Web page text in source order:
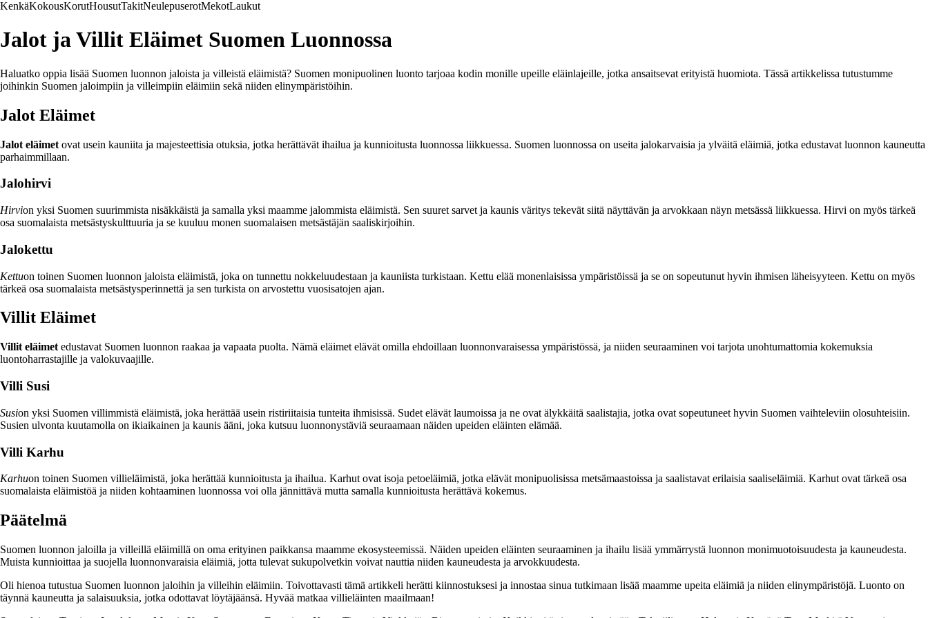
KenkäKokousKorutHousutTakitNeulepuserotMekotLaukut
Jalot ja Villit Eläimet Suomen Luonnossa
Haluatko oppia lisää Suomen luonnon jaloista ja villeistä eläimistä? Suomen monipuolinen luonto tarjoaa kodin monille upeille eläinlajeille, jotka ansaitsevat erityistä huomiota. Tässä artikkelissa tutustumme
joihinkin Suomen jaloimpiin ja villeimpiin eläimiin sekä niiden elinympäristöihin.
Jalot Eläimet
Jalot eläimet ovat usein kauniita ja majesteettisia otuksia, jotka herättävät ihailua ja kunnioitusta luonnossa liikkuessa. Suomen luonnossa on useita jalokarvaisia ja ylväitä eläimiä, jotka edustavat luonnon kauneutta
parhaimmillaan.
Jalohirvi
Hirvion yksi Suomen suurimmista nisäkkäistä ja samalla yksi maamme jalommista eläimistä. Sen suuret sarvet ja kaunis väritys tekevät siitä näyttävän ja arvokkaan näyn metsässä liikkuessa. Hirvi on myös tärkeä
osa suomalaista metsästyskulttuuria ja se kuuluu monen suomalaisen metsästäjän saaliskirjoihin.
Jalokettu
Kettuon toinen Suomen luonnon jaloista eläimistä, joka on tunnettu nokkeluudestaan ja kauniista turkistaan. Kettu elää monenlaisissa ympäristöissä ja se on sopeutunut hyvin ihmisen läheisyyteen. Kettu on myös
tärkeä osa suomalaista metsästysperinnettä ja sen turkista on arvostettu vuosisatojen ajan.
Villit Eläimet
Villit eläimet edustavat Suomen luonnon raakaa ja vapaata puolta. Nämä eläimet elävät omilla ehdoillaan luonnonvaraisessa ympäristössä, ja niiden seuraaminen voi tarjota unohtumattomia kokemuksia
luontoharrastajille ja valokuvaajille.
Villi Susi
Susion yksi Suomen villimmistä eläimistä, joka herättää usein ristiriitaisia tunteita ihmisissä. Sudet elävät laumoissa ja ne ovat älykkäitä saalistajia, jotka ovat sopeutuneet hyvin Suomen vaihteleviin olosuhteisiin.
Susien ulvonta kuutamolla on ikiaikainen ja kaunis ääni, joka kutsuu luonnonystäviä seuraamaan näiden upeiden eläinten elämää.
Villi Karhu
Karhuon toinen Suomen villieläimistä, joka herättää kunnioitusta ja ihailua. Karhut ovat isoja petoeläimiä, jotka elävät monipuolisissa metsämaastoissa ja saalistavat erilaisia saaliseläimiä. Karhut ovat tärkeä osa
suomalaista eläimistöä ja niiden kohtaaminen luonnossa voi olla jännittävä mutta samalla kunnioitusta herättävä kokemus.
Päätelmä
Suomen luonnon jaloilla ja villeillä eläimillä on oma erityinen paikkansa maamme ekosysteemissä. Näiden upeiden eläinten seuraaminen ja ihailu lisää ymmärrystä luonnon monimuotoisuudesta ja kauneudesta.
Muista kunnioittaa ja suojella luonnonvaraisia eläimiä, jotta tulevat sukupolvetkin voivat nauttia niiden kauneudesta ja arvokkuudesta.
Oli hienoa tutustua Suomen luonnon jaloihin ja villeihin eläimiin. Toivottavasti tämä artikkeli herätti kiinnostuksesi ja innostaa sinua tutkimaan lisää maamme upeita eläimiä ja niiden elinympäristöjä. Luonto on
täynnä kauneutta ja salaisuuksia, jotka odottavat löytäjäänsä. Hyvää matkaa villieläinten maailmaan!